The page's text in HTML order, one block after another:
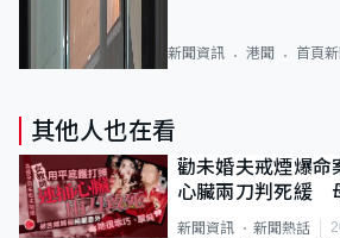
新聞資訊 港聞 首頁新
其他人也在看
勸未婚夫戒煙爆
心臟兩刀判死緩
新聞資訊 新聞熱話